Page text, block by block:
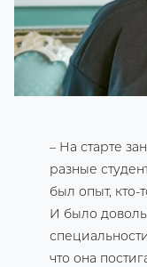
– На старте
разные
был опыт, кто-
И было
что она